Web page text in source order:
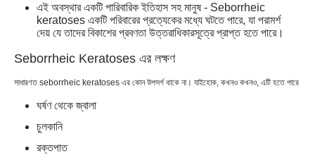
এই অবস্থার একটি পারিবারিক ইতিহাস সহ মানুষ - Seborrheic
keratoses একটি পরিবারের প্রত্যেকের মধ্যে ঘটতে পারে, যা পরামর্শ
দেয় যে তাদের বিকাশের প্রবণতা উত্তরাধিকারসূত্রে প্রাপ্ত হতে পারে।
Seborrheic Keratoses এর লক্ষণ
সাধারণত seborrheic keratoses এর কোন উপসর্গ থাকে না। যাইহোক, কখনও কখনও, এটি হতে পারে
ঘর্ষণ থেকে জ্বালা
চুলকানি
রক্তপাত